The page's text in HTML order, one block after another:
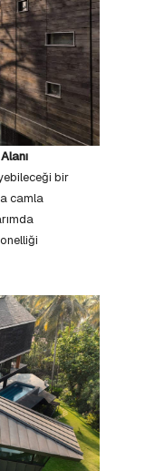
bir
camla